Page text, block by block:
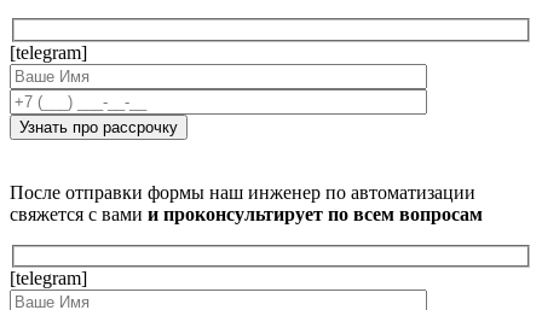
[telegram]
После отправки формы наш инженер по автоматизации
свяжется с вами и проконсультирует по всем вопросам
[telegram]